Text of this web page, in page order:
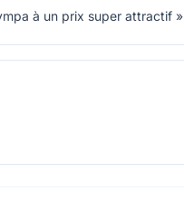
à un prix super attractif »